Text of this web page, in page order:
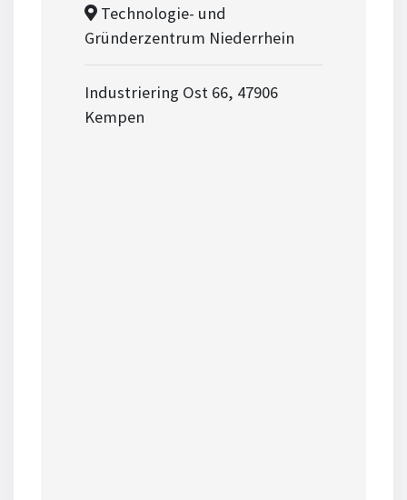
Technologie- und
Gründerzentrum Niederrhein
Industriering Ost 66, 47906
Kempen